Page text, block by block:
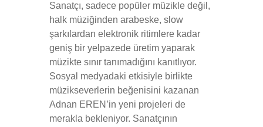
Sanatçı, sadece popüler müzikle değil,
halk müziğinden arabeske, slow
şarkılardan elektronik ritimlere kadar
geniş bir yelpazede üretim yaparak
müzikte sınır tanımadığını kanıtlıyor.
Sosyal medyadaki etkisiyle birlikte
müzikseverlerin beğenisini kazanan
Adnan EREN’in yeni projeleri de
merakla bekleniyor. Sanatçının